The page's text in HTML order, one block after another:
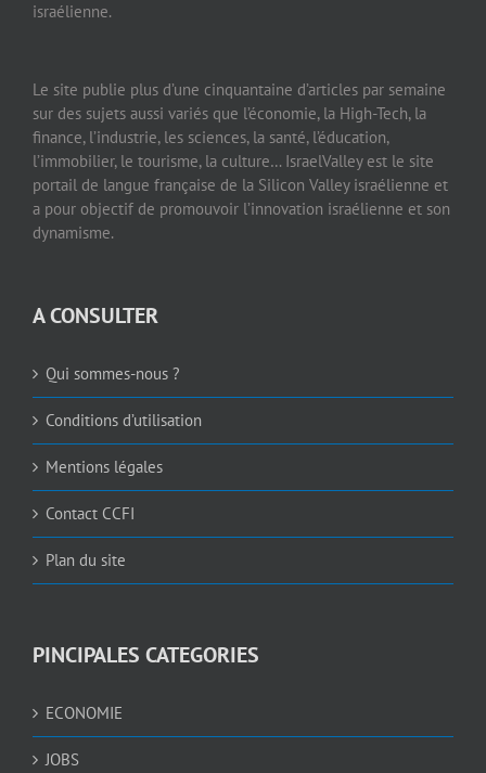
israélienne.
Le site publie plus d’une cinquantaine d’articles par semaine
sur des sujets aussi variés que l’économie, la High-Tech, la
finance, l’industrie, les sciences, la santé, l’éducation,
l’immobilier, le tourisme, la culture… IsraelValley est le site
portail de langue française de la Silicon Valley israélienne et
a pour objectif de promouvoir l’innovation israélienne et son
dynamisme.
A CONSULTER
Qui sommes-nous ?
Conditions d’utilisation
Mentions légales
Contact CCFI
Plan du site
PINCIPALES CATEGORIES
ECONOMIE
JOBS